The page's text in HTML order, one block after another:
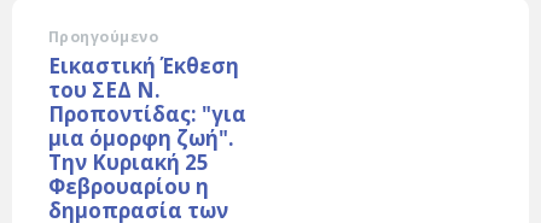
Προηγούμενο
Εικαστική Έκθεση
του ΣΕΔ Ν.
Προποντίδας: "για
μια όμορφη ζωή".
Την Κυριακή 25
Φεβρουαρίου η
δημοπρασία των